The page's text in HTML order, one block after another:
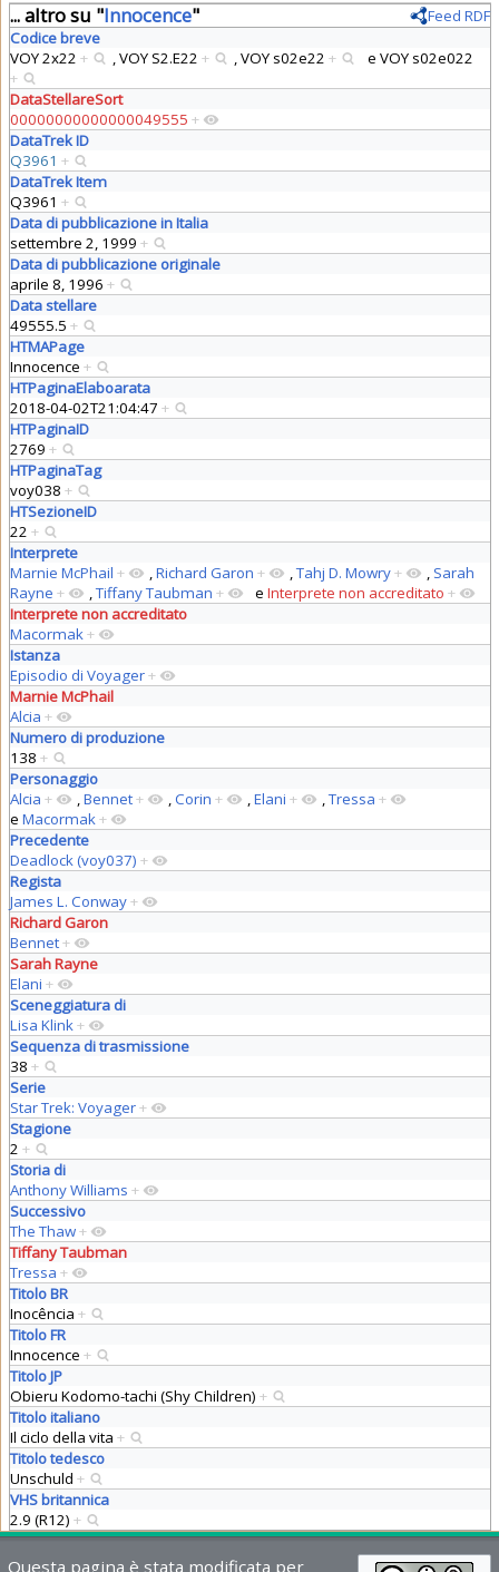
... altro su "Innocence"
Feed RDF
Codice breve
VOY 2x22 + ,VOY S2.E22 + ,VOY s02e22 + e VOY s02e022
+
DataStellareSort
00000000000000049555 +
DataTrek ID
Q3961 +
DataTrek Item
Q3961 +
Data di pubblicazione in Italia
settembre 2, 1999 +
Data di pubblicazione originale
aprile 8, 1996 +
Data stellare
49555.5 +
HTMAPage
Innocence +
HTPaginaElaboarata
2018-04-02T21:04:47 +
HTPaginaID
2769 +
HTPaginaTag
voy038 +
HTSezioneID
22 +
Interprete
Marnie McPhail + ,Richard Garon + ,Tahj D. Mowry+ , Sarah
Rayne + ,Tiffany Taubman + e Interprete non accreditato +
Interprete non accreditato
Macormak+
Istanza
Episodio di Voyager+
Marnie McPhail
Alcia +
Numero di produzione
138 +
Personaggio
Alcia + ,Bennet+ ,Corin + ,Elani + ,Tressa +
e Macormak+
Precedente
Deadlock (voy037) +
Regista
James L. Conway+
Richard Garon
Bennet+
Sarah Rayne
Elani +
Sceneggiatura di
Lisa Klink+
Sequenza di trasmissione
38 +
Serie
Star Trek: Voyager+
Stagione
2 +
Storia di
Anthony Williams +
Successivo
The Thaw+
Tiffany Taubman
Tressa +
Titolo BR
Inocência +
Titolo FR
Innocence +
Titolo JP
Obieru Kodomo-tachi (Shy Children) +
Titolo italiano
Il ciclo della vita +
Titolo tedesco
Unschuld +
VHS britannica
2.9 (R12) +
Questa pagina è stata modificata per